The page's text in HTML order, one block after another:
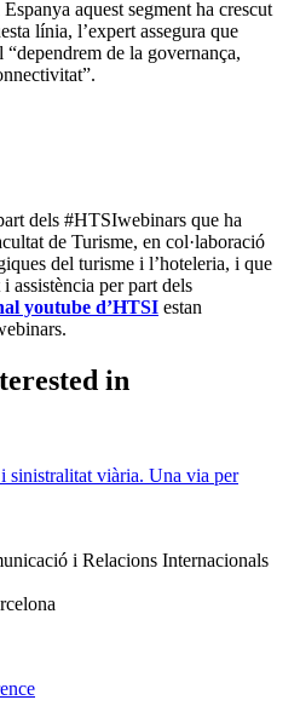
aquest segment ha crescut
línia, l’expert assegura que
de la governança,
dels #HTSIwebinars que ha
de Turisme, en col·laboració
del turisme i l’hoteleria, i que
assistència per part dels
youtube d’HTSI estan
in
sinistralitat viària. Una via per
i Relacions Internacionals